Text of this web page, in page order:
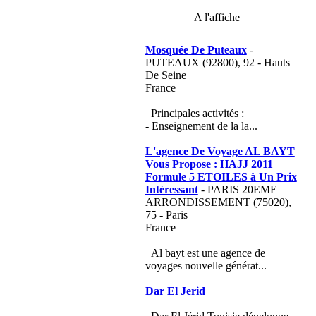
A l'affiche
Mosquée De Puteaux-
PUTEAUX (92800), 92 - Hauts
De Seine
France
Principales activités :
- Enseignement de la la...
L'agence De Voyage AL BAYT
Vous Propose : HAJJ 2011
Formule 5 ETOILES à Un Prix
Intéressant- PARIS 20EME
ARRONDISSEMENT (75020),
75 - Paris
France
Al bayt est une agence de
voyages nouvelle générat...
Dar El Jerid